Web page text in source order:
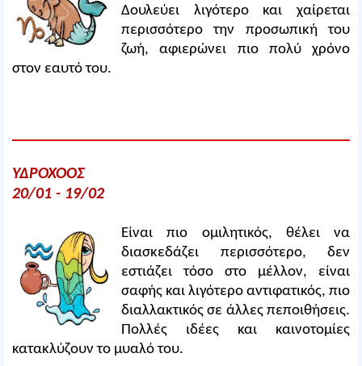
Δουλεύει λιγότερο και χαίρεται
περισσότερο την προσωπική του
ζωή, αφιερώνει πιο πολύ χρόνο
στον εαυτό του.
ΥΔΡΟΧΟΟΣ
20/01 - 19/02
Είναι πιο ομιλητικός, θέλει να
διασκεδάζει περισσότερο, δεν
εστιάζει τόσο στο μέλλον, είναι
σαφής και λιγότερο αντιφατικός, πιο
διαλλακτικός σε άλλες πεποιθήσεις.
Πολλές ιδέες και καινοτομίες
κατακλύζουν το μυαλό του.